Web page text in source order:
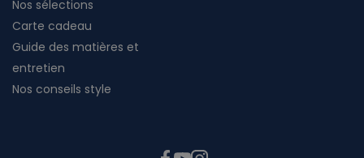
Nos sélections
Carte cadeau
Guide des matières et
entretien
Nos conseils style